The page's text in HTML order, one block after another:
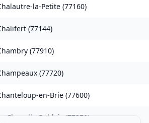
la-Petite (77160)
(77144)
(77910)
(77720)
en-Brie (77600)
Chapelle-Rablais (77370)